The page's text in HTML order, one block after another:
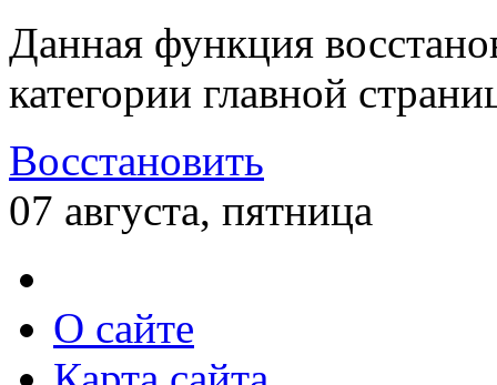
Данная функция
категории главной
Восстановить
07 августа, пятница
О сайте